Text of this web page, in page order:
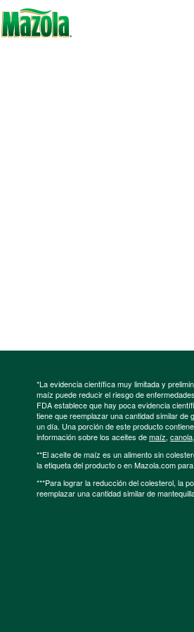
*La evidencia científica muy limitada y
maíz puede reducir el riesgo de
FDA establece que hay poca evidencia
tiene que reemplazar una cantidad similar
un día. Una porción de este producto
información sobre los aceites demaíz, canola,
**El aceite de maíz es un alimento sin
la etiqueta del producto o en Mazola.com
***Para lograr la reducción del colesterol, la
reemplazar una cantidad similar de